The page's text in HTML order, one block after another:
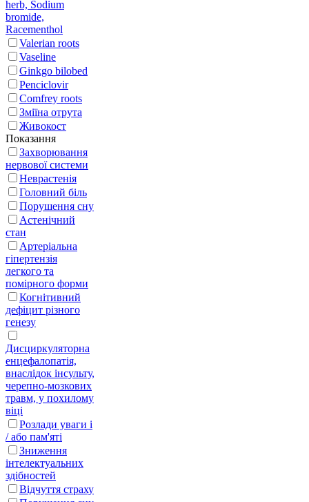
herb, Sodium
bromide,
Racementhol
Valerian roots
Vaseline
Ginkgo bilobed
Penciclovir
Сomfrey roots
Зміїна отрута
Живокост
Показання
Захворювання
нервової системи
Неврастенія
Головний біль
Порушення сну
Астенічний
стан
Артеріальна
гіпертензія
легкого та
помірного форми
Когнітивний
дефіцит різного
генезу
Дисциркуляторна
енцефалопатія,
внаслідок інсульту,
черепно-мозкових
травм, у похилому
віці
Розлади уваги і
/ або пам'яті
Зниження
інтелектуальних
здібностей
Відчуття страху